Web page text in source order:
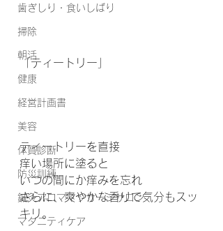
歯ぎしり・食いしばり
掃除
朝活
健康
経営計画書
美容
体質診断
防災訓練
鍼灸アロママッサージサロン
マタニティケア
「ティートリー」
ティートリーを直接
痒い場所に塗ると
いつの間にか痒みを忘れ
さらに、爽やかな香りで気分もスッ
キリ。